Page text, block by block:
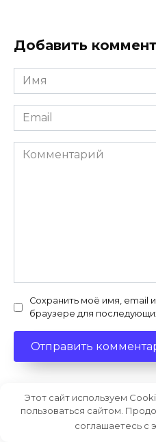
Добавить
Имя
*
Email
*
Комментарий
Сохранить моё имя, email
браузере для
Этот сайт используем
пользоваться сайтом.
соглашаетесь с